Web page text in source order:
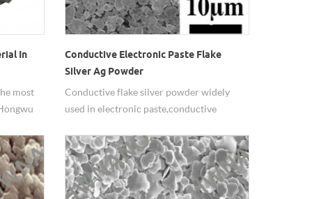
In
most
bulks
Conductive Electronic Paste Flake
Silver Ag Powder
Conductive flake silver powder widely
used in electronic paste,conductive
paint,etc.